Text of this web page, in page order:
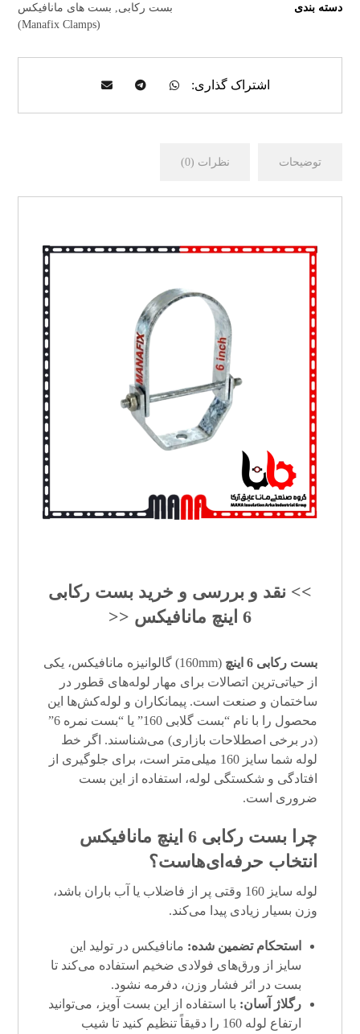
دسته بندی
بست رکابی
بست های مانافیکس
(Manafix Clamps)
توضیحات نظرات (0)
>> نقد و بررسی و خرید بست رکابی
6 اینچ
مانافیکس <<
بست رکابی 6 اینچ
(160mm) گالوانیزه مانافیکس، یکی
از حیاتی‌ترین اتصالات برای مهار لوله‌های قطور در
ساختمان و صنعت است. پیمانکاران و لوله‌کش‌ها این
محصول را با نام “بست گلابی 160” یا “بست نمره 6”
(در برخی اصطلاحات بازاری) می‌شناسند. اگر خط
لوله شما سایز 160 میلی‌متر است، برای جلوگیری از
افتادگی و شکستگی لوله، استفاده از این بست
ضروری است.
چرا بست رکابی 6 اینچ
مانافیکس
انتخاب حرفه‌ای‌هاست؟
لوله سایز 160 وقتی پر از فاضلاب یا آب باران باشد،
وزن بسیار زیادی پیدا می‌کند.
استحکام تضمین شده: مانافیکس در تولید این
سایز از ورق‌های فولادی ضخیم استفاده می‌کند تا
بست در اثر فشار وزن، دفرمه نشود.
رگلاژ آسان: با استفاده از این بست آویز، می‌توانید
ارتفاع لوله 160 را دقیقاً تنظیم کنید تا شیب